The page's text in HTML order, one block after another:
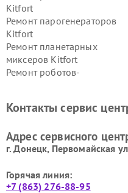
Kitfort
Ремонт парогенераторов
Kitfort
Ремонт планетарных
миксеров Kitfort
Ремонт роботов-
Kitfort
Kitfort
Контакты сервис
Адрес сервисного
г. Донецк, Первомайская
Горячая линия:
+7 (863) 276-88-95